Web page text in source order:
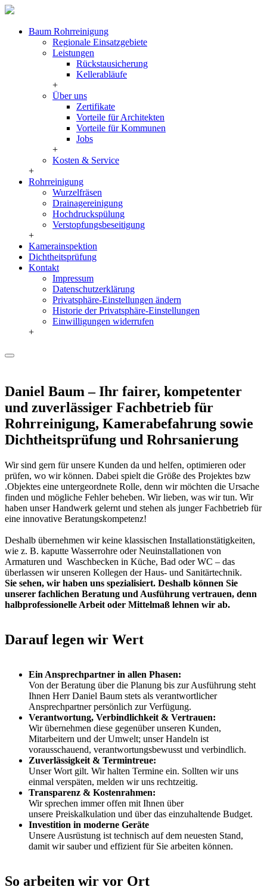
Baum Rohrreinigung
Regionale Einsatzgebiete
Leistungen
Rückstausicherung
Kellerabläufe
+
Über uns
Zertifikate
Vorteile für Architekten
Vorteile für Kommunen
Jobs
+
Kosten & Service
+
Rohrreinigung
Wurzelfräsen
Drainagereinigung
Hochdruckspülung
Verstopfungsbeseitigung
+
Kamerainspektion
Dichtheitsprüfung
Kontakt
Impressum
Datenschutzerklärung
Privatsphäre-Einstellungen ändern
Historie der Privatsphäre-Einstellungen
Einwilligungen widerrufen
+
Daniel Baum – Ihr fairer, kompetenter
und zuverlässiger Fachbetrieb für
Rohrreinigung, Kamerabefahrung sowie
Dichtheitsprüfung und Rohrsanierung
Wir sind gern für unsere Kunden da und helfen, optimieren oder
prüfen, wo wir können. Dabei spielt die Größe des Projektes bzw
.Objektes eine untergeordnete Rolle, denn wir möchten die Ursache
finden und mögliche Fehler beheben. Wir lieben, was wir tun. Wir
haben unser Handwerk gelernt und stehen als junger Fachbetrieb für
eine innovative Beratungskompetenz!
Deshalb übernehmen wir keine klassischen Installationstätigkeiten,
wie z. B. kaputte Wasserrohre oder Neuinstallationen von
Armaturen und Waschbecken in Küche, Bad oder WC – das
überlassen wir unseren Kollegen der Haus- und Sanitärtechnik.
Sie sehen, wir haben uns spezialisiert. Deshalb können Sie
unserer fachlichen Beratung und Ausführung vertrauen, denn
halbprofessionelle Arbeit oder Mittelmaß lehnen wir ab.
Darauf legen wir Wert
Ein Ansprechpartner in allen Phasen:
Von der Beratung über die Planung bis zur Ausführung steht
Ihnen Herr Daniel Baum stets als verantwortlicher
Ansprechpartner persönlich zur Verfügung.
Verantwortung, Verbindlichkeit & Vertrauen:
Wir übernehmen diese gegenüber unseren Kunden,
Mitarbeitern und der Umwelt; unser Handeln ist
vorausschauend, verantwortungsbewusst und verbindlich.
Zuverlässigkeit & Termintreue:
Unser Wort gilt. Wir halten Termine ein. Sollten wir uns
einmal verspäten, melden wir uns rechtzeitig.
Transparenz & Kostenrahmen:
Wir sprechen immer offen mit Ihnen über
unsere Preiskalkulation und über das einzuhaltende Budget.
Investition in moderne Geräte
Unsere Ausrüstung ist technisch auf dem neuesten Stand,
damit wir sauber und effizient für Sie arbeiten können.
So arbeiten wir vor Ort